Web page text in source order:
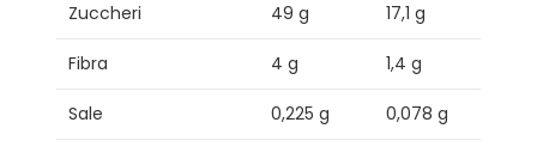
Zuccheri 49 g 17,1 g
Fibra 4 g 1,4 g
Sale 0,225 g 0,078 g